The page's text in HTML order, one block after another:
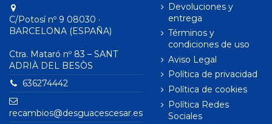
C/Potosí nº 9 08030 ·
BARCELONA (ESPAÑA)
Ctra. Mataró nº 83 – SANT
ADRIÀ DEL BESÒS
636274442
recambios@desguacescesar.es
Devoluciones y
entrega
Términos y
condiciones de uso
Aviso Legal
Política de privacidad
Política de cookies
Política Redes
Sociales